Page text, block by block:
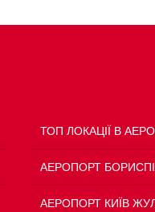
ТОП ЛОКАЦІЇ В
АЕРОПОРТ
АЕРОПОРТ КИЇВ